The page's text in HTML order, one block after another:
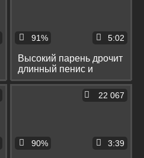
91% 5:02
Высокий парень дрочит
длинный пенис и
кончает себе на ногу
90%
22 067
3:39